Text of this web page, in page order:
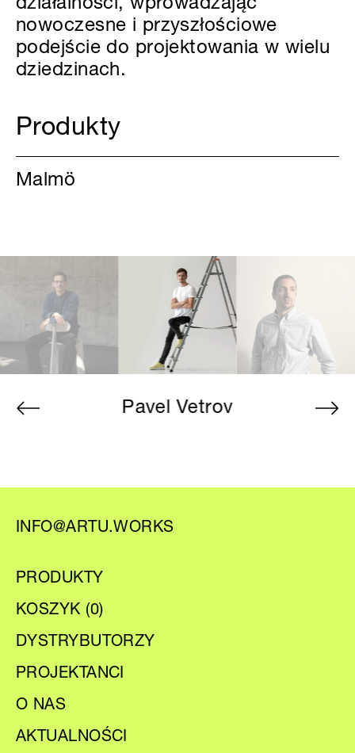
działalności, wprowadzając
nowoczesne i przyszłościowe
podejście do projektowania w wielu
dziedzinach.
Produkty
Malmö
Pavel Vetrov
INFO@ARTU.WORKS
PRODUKTY
KOSZYK (0)
DYSTRYBUTORZY
PROJEKTANCI
O NAS
AKTUALNOŚCI